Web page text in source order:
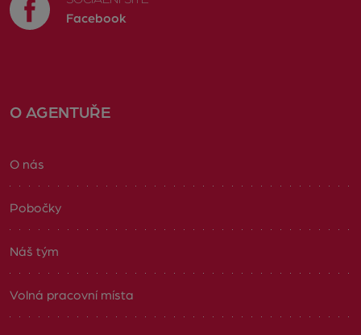
Facebook
O AGENTUŘE
O nás
Pobočky
Náš tým
Volná pracovní místa